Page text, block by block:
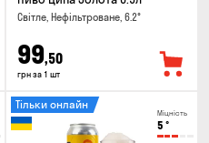
Світле, Нефільтроване, 6.2°
99,50
грн за 1 шт
Міцність
5 °
Тільки онлайн